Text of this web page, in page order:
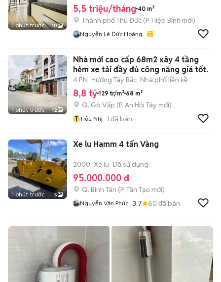
1 phút trước 10
5,5 triệu/tháng 40 m²
Thành phố Thủ Đức (P. Hiệp Bình mới)
Nguyễn Lê Đức Hoàng
1 phút trước 12
Nhà mới cao cấp 68m2 xây 4 tầng
hẻm xe tải đầy đủ công năng giá tốt.
4 PN Hướng Tây Bắc Nhà phố liền kề
8,8 tỷ 129 tr/m² 68 m²
Q. Gò Vấp (P. An Hội Tây mới)
T Tiểu Nhị 1 đã bán
1 phút trước 5
Xe lu Hamm 4 tấn Vàng
2000 Xe lu Đã sử dụng
95.000.000 đ
Q. Bình Tân (P. Tân Tạo mới)
Nguyễn Văn Phúc 3.7 60 đã bán